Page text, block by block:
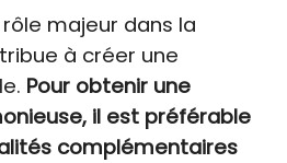
majeur dans la
à créer une
Pour obtenir une
il est préférable
complémentaires